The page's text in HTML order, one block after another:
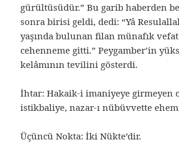
gürültüsüdür.” Bu garib haberden
sonra birisi geldi, dedi: “Yâ
yaşında bulunan filan münafık
cehenneme gitti.” Peygamber’in
kelâmının tevilini gösterdi.
İhtar: Hakaik-i imaniyeye girmeyen
istikbaliye, nazar-ı nübüvvette
Üçüncü Nokta: İki Nükte’dir.